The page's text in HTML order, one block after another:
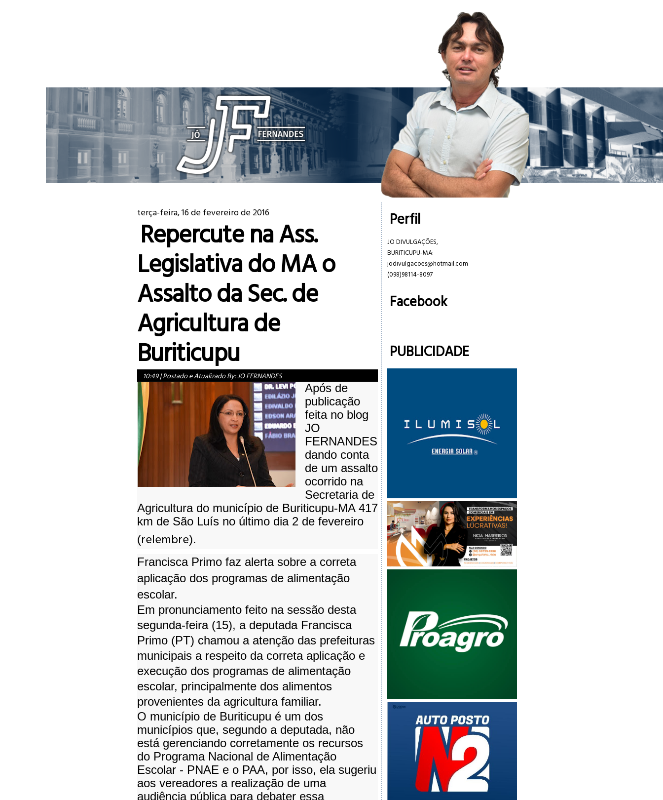
terça-feira, 16 de fevereiro de 2016
Repercute na Ass.
Legislativa do MA o
Assalto da Sec. de
Agricultura de
Buriticupu
10:49|Postado e Atualizado By:JO FERNANDES
Após de
publicação
feita no blog
JO
FERNANDES
dando conta
de um assalto
ocorrido na
Secretaria de
Agricultura do município de Buriticupu-MA 417
km de São Luís no último dia 2 de fevereiro
(relembre).
Francisca Primo faz alerta sobre a correta
aplicação dos programas de alimentação
escolar.
Em pronunciamento feito na sessão desta
segunda-feira (15), a deputada Francisca
Primo (PT) chamou a atenção das prefeituras
municipais a respeito da correta aplicação e
execução dos programas de alimentação
escolar, principalmente dos alimentos
provenientes da agricultura familiar.
O município de Buriticupu é um dos
municípios que, segundo a deputada, não
está gerenciando corretamente os recursos
do Programa Nacional de Alimentação
Escolar - PNAE e o PAA, por isso, ela sugeriu
aos vereadores a realização de uma
audiência pública para debater essa
Perfil
JO DIVULGAÇÕES,
BURITICUPU-MA:
jodivulgacoes@hotmail.com
(098)98114-8097
Facebook
PUBLICIDADE